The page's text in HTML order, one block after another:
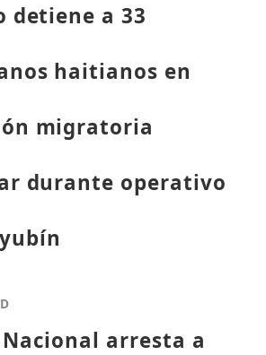
detiene a 33
haitianos en
migratoria
durante operativo
arresta a